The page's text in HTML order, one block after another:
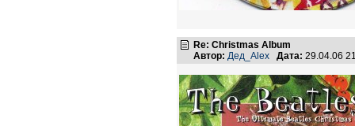
Re: Christmas Album
Автор: Дед_Alex Дата: 29.04.06